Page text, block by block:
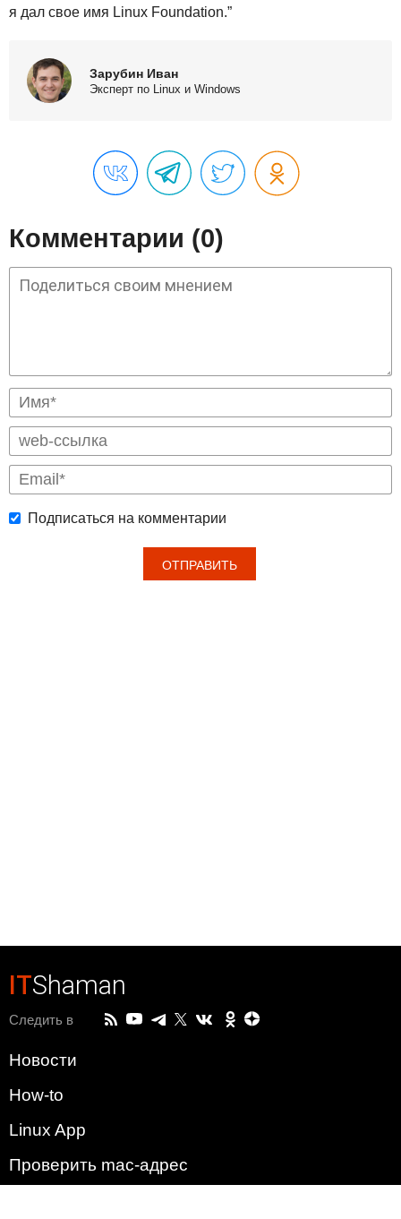
я дал свое имя Linux Foundation.”
Зарубин Иван
Эксперт по Linux и Windows
Комментарии (0)
Подписаться на комментарии
ITShaman
Следить в
Новости
How-to
Linux App
Проверить mac-адрес